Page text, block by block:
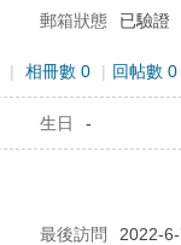
郵箱狀態 已驗證
| 相冊數 0 | 回帖數 0
生日 -
最後訪問
2022-